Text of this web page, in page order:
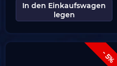
In den Einkaufswagen
legen
- 5%